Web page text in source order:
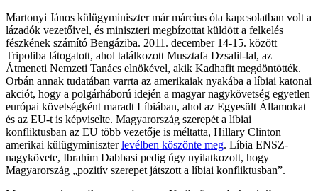
Martonyi János külügyminiszter már március óta kapcsolatban volt a
lázadók vezetőivel, és miniszteri megbízottat küldött a felkelés
fészkének számító Bengáziba. 2011. december 14-15. között
Tripoliba látogatott, ahol találkozott Musztafa Dzsalil-lal, az
Átmeneti Nemzeti Tanács elnökével, akik Kadhafit megdöntötték.
Orbán annak tudatában varrta az amerikaiak nyakába a líbiai katonai
akciót, hogy a polgárháború idején a magyar nagykövetség egyetlen
európai követségként maradt Líbiában, ahol az Egyesült Államokat
és az EU-t is képviselte. Magyarország szerepét a líbiai
konfliktusban az EU több vezetője is méltatta, Hillary Clinton
amerikai külügyminiszterlevélben köszönte meg. Líbia ENSZ-
nagykövete, Ibrahim Dabbasi pedig úgy nyilatkozott, hogy
Magyarország „pozitív szerepet játszott a líbiai konfliktusban”.